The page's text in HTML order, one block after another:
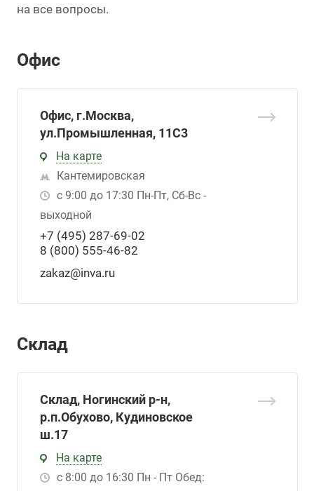
на все вопросы.
Офис
Офис, г.Москва,
ул.Промышленная, 11С3
На карте
Кантемировская
с 9:00 до 17:30 Пн-Пт, Сб-Вс -
выходной
+7 (495) 287-69-02
8 (800) 555-46-82
zakaz@inva.ru
Склад
Склад, Ногинский р-н,
р.п.Обухово, Кудиновское
ш.17
На карте
с 8:00 до 16:30 Пн - Пт Обед: